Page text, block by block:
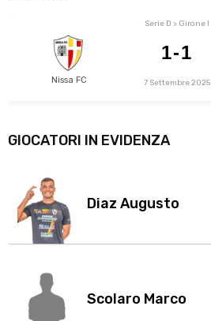
Serie D > Girone I
Nissa FC
1-1
7 Settembre 2025
GIOCATORI IN EVIDENZA
Diaz Augusto
Scolaro Marco